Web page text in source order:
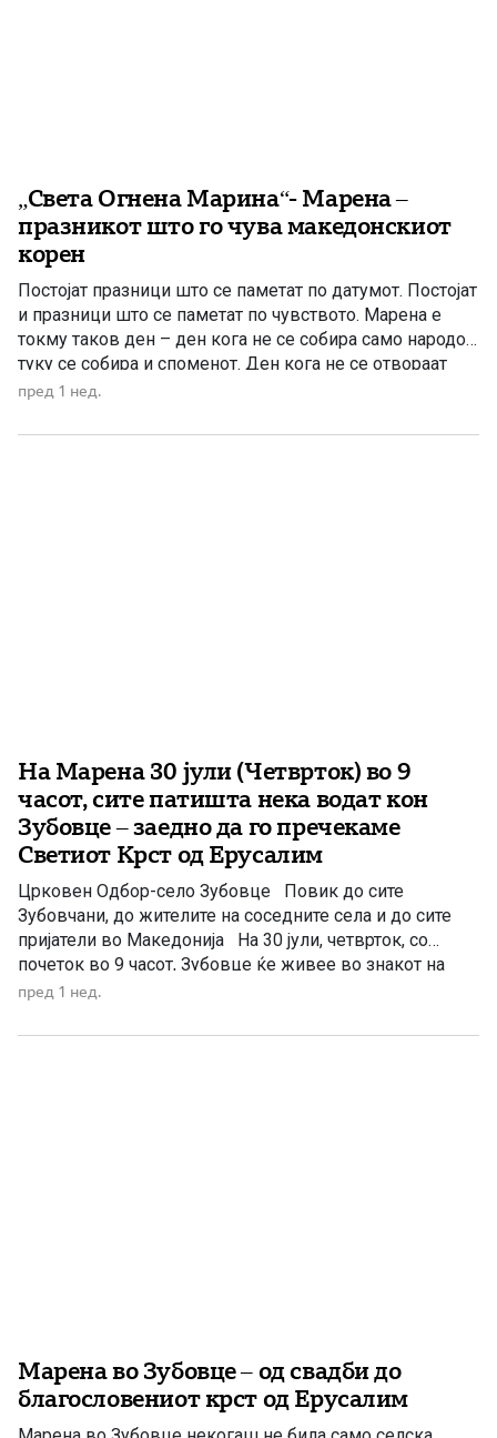
„Света Огнена Марина“- Марена –
празникот што го чува македонскиот
корен
Постојат празници што се паметат по датумот. Постојат
и празници што се паметат по чувството. Марена е
токму таков ден – ден кога не се собира само народот,
туку се собира и споменот. Ден кога не се отвораат
само црковните порти, туку и срцата на луѓето. Во
обичаи, […]
пред 1 нед.
На Марена 30 јули (Четврток) во 9
часот, сите патишта нека водат кон
Зубовце – заедно да го пречекаме
Светиот Крст од Ерусалим
Црковен Одбор-село Зубовце Повик до сите
Зубовчани, до жителите на соседните села и до сите
пријатели во Македонија На 30 јули, четврток, со
почеток во 9 часот, Зубовце ќе живее во знакот на
верата, традицијата и заедништвото. Дојдете заедно
великомаченица Марина“ – „Света Огнена Марија“, во
пред 1 нед.
Марена во Зубовце – од свадби до
благословениот крст од Ерусалим